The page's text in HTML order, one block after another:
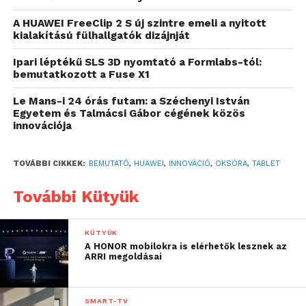
HUAWEI WATCH GT 5: divatra
teremtve
A HUAWEI WATCH GT 5 sorozat az első a gyártó
okosórái közül, amelyek HUAWEI TruSense
technológiával működnek. A HUAWEI TruSense
átfogó digitális egészség- és fitnesztechnológiai
rendszere továbbfejlesztett érzékelővel és
gyorsabb, és átfogóbb eredményeket biztosíthatnak.
funkció is található, amely egyetlen gombnyomással,
mindössze 30 másodperc alatt képes EKG-görbét
A jellegzetes, éles vonalú kialakítással készült
HUAWEI WATCH GT 5 sorozat két kiadásban, Pro és
Standard változatban érhető el, mindkét kiadást a
A HUAWEI FreeClip 2 S új szintre emeli a nyitott
kialakítású fülhallgatók dizájnját
Ipari léptékű SLS 3D nyomtató a Formlabs-tól:
bemutatkozott a Fuse X1
Le Mans-i 24 órás futam: a Széchenyi István
Egyetem és Talmácsi Gábor cégének közös
innovációja
TOVÁBBI CIKKEK: BEMUTATÓ, HUAWEI, INNOVÁCIÓ, OKSÓRA, TABLET
További Kütyük
KÜTYÜK
A HONOR mobilokra is elérhetők lesznek az
ARRI megoldásai
SMART-TV